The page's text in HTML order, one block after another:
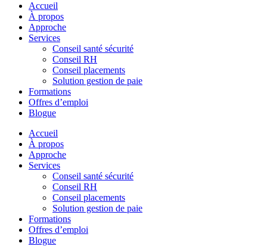
Accueil
À propos
Approche
Services
Conseil santé sécurité
Conseil RH
Conseil placements
Solution gestion de paie
Formations
Offres d’emploi
Blogue
Accueil
À propos
Approche
Services
Conseil santé sécurité
Conseil RH
Conseil placements
Solution gestion de paie
Formations
Offres d’emploi
Blogue